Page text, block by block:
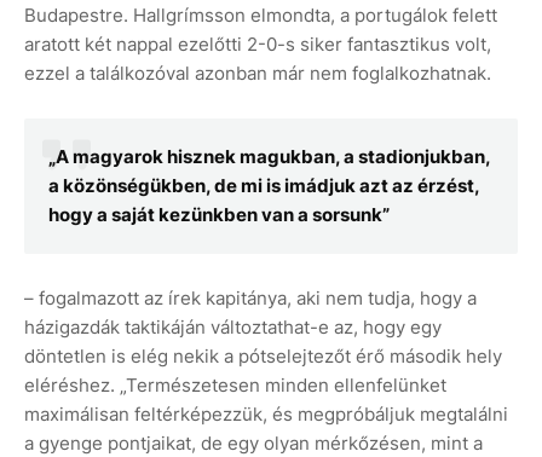
Budapestre. Hallgrímsson elmondta, a portugálok felett
aratott két nappal ezelőtti 2-0-s siker fantasztikus volt,
ezzel a találkozóval azonban már nem foglalkozhatnak.
„A magyarok hisznek magukban, a stadionjukban,
a közönségükben, de mi is imádjuk azt az érzést,
hogy a saját kezünkben van a sorsunk”
– fogalmazott az írek kapitánya, aki nem tudja, hogy a
házigazdák taktikáján változtathat-e az, hogy egy
döntetlen is elég nekik a pótselejtezőt érő második hely
eléréshez. „Természetesen minden ellenfelünket
maximálisan feltérképezzük, és megpróbáljuk megtalálni
a gyenge pontjaikat, de egy olyan mérkőzésen, mint a